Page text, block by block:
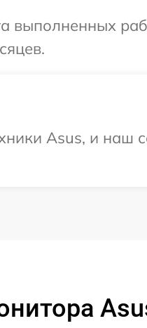
выполненных
Asus, и наш